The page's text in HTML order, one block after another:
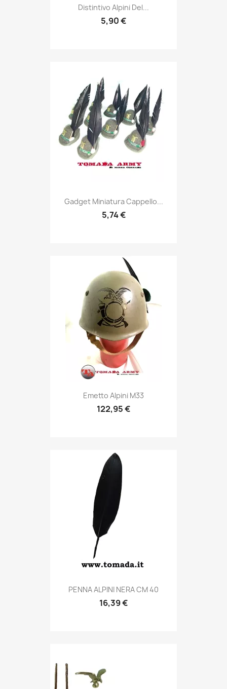
Anteprima
Distintivo Alpini Del...
5,90 €
Anteprima
Gadget Miniatura Cappello...
5,74 €
Anteprima
Emetto Alpini M33
122,95 €
Anteprima
PENNA ALPINI NERA CM 40
16,39 €